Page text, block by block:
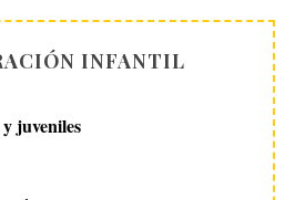
INFANTIL
juveniles